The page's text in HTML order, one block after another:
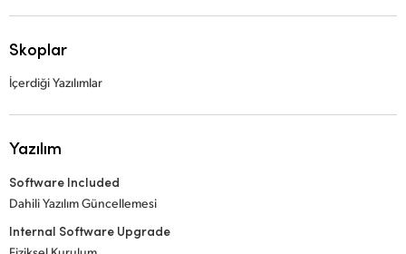
Skoplar
İçerdiği Yazılımlar
Yazılım
Software Included
Dahili Yazılım Güncellemesi
Internal Software Upgrade